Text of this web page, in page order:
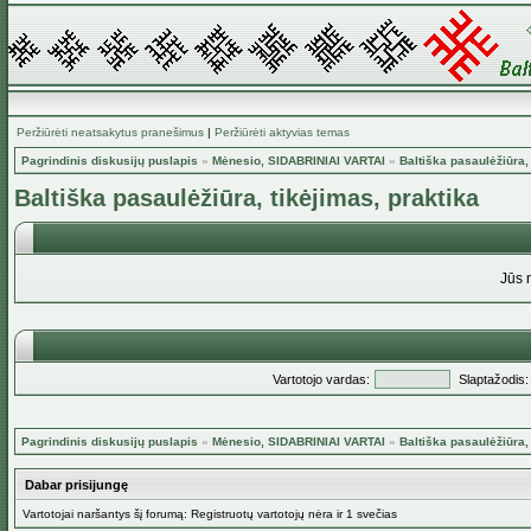
Peržiūrėti neatsakytus pranešimus | Peržiūrėti aktyvias temas
Pagrindinis diskusijų puslapis » Mėnesio, SIDABRINIAI VARTAI » Baltiška
Baltiška pasaulėžiūra, tikėjimas, praktika
Jūs
Vartotojo vardas: Slaptažodis:
Pagrindinis diskusijų puslapis » Mėnesio, SIDABRINIAI VARTAI » Baltiška
Dabar prisijungę
Vartotojai naršantys šį forumą: Registruotų vartotojų nėra ir 1 svečias